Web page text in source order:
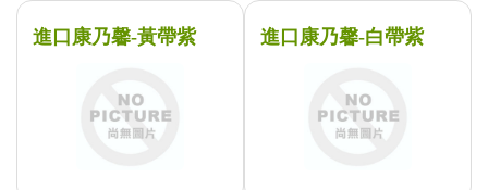
進口康乃馨-黃帶紫 進口康乃馨-白帶紫